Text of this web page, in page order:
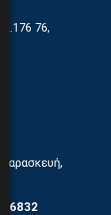
76,
6832